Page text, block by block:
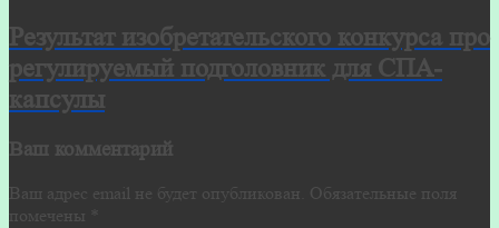
Результат изобретательского конкурса про
регулируемый подголовник для СПА-
капсулы
Ваш комментарий
Ваш адрес email не будет опубликован. Обязательные поля
помечены